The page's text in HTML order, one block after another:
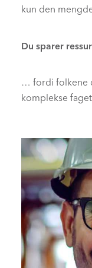
kun den
Du sparer
… fordi folkene
komplekse